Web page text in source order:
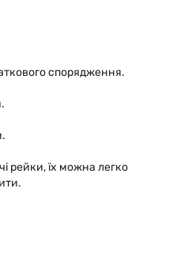
спорядження.
рейки, їх можна легко